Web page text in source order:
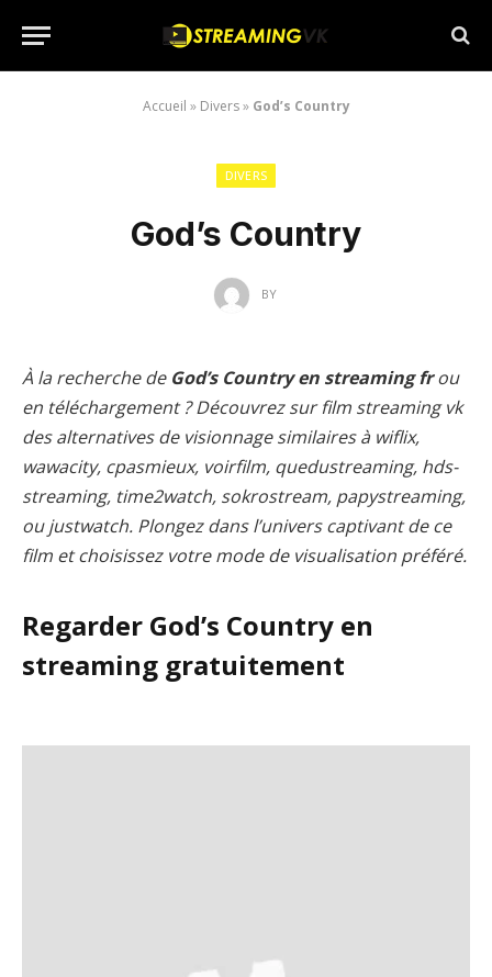
Accueil » Divers» God’s Country
DIVERS
God’s Country
BY
À la recherche de God’s Country en streaming frou
en téléchargement ? Découvrez sur film streaming vk
des alternatives de visionnage similaires à wiflix,
wawacity, cpasmieux, voirfilm, quedustreaming, hds-
streaming, time2watch, sokrostream, papystreaming,
ou justwatch. Plongez dans l’univers captivant de ce
film et choisissez votre mode de visualisation préféré.
Regarder God’s Country en
streaming gratuitement